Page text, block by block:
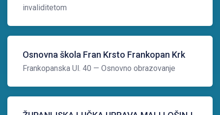
invaliditetom
Osnovna škola Fran Krsto Frankopan Krk
Frankopanska Ul. 40 — Osnovno obrazovanje